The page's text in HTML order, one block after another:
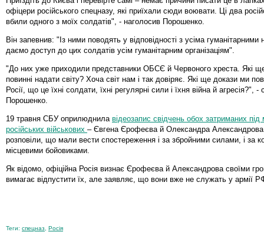
офіцери російського спецназу, які приїхали сюди воювати. Ці два
вбили одного з моїх солдатів", - наголосив Порошенко.
Він запевнив: "Із ними поводять у відповідності з усіма
даємо доступ до цих солдатів усім гуманітарним організаціям".
"До них уже приходили представники ОБСЄ й Червоного хреста. Які
повинні надати світу? Хоча світ нам і так довіряє. Які ще докази ми
Росії, що це їхні солдати, їхні регулярні сили і їхня війна й агресія?", -
Порошенко.
19 травня СБУ оприлюднила відеозапис свідчень обох затриманих
російських військових – Євгена Єрофеєва й Олександра
розповіли, що мали вести спостереження і за збройними силами, і за
місцевими бойовиками.
Як відомо, офіційна Росія визнає Єрофеєва й Александрова своїми
вимагає відпустити їх, але заявляє, що вони вже не служать у армії
Теги: спецназ Росія